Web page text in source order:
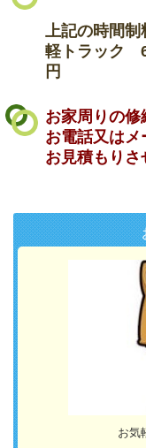
上記の時間制
軽トラック
円
お家周りの
お電話又は
お見積もりさ
お気